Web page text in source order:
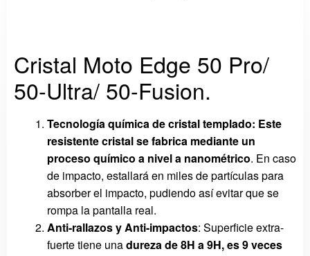
Cristal Moto Edge 50 Pro/
50-Ultra/ 50-Fusion.
Tecnología química de cristal templado: Este
resistente cristal se fabrica mediante un
proceso químico a nivel a nanométrico. En caso
de impacto, estallará en miles de partículas para
absorber el impacto, pudiendo así evitar que se
rompa la pantalla real.
Anti-rallazos y Anti-impactos: Superficie extra-
fuerte tiene unadurezade 8H a 9H, es 9 veces